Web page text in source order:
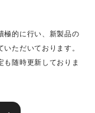
極的に行い、新製品の
ただいております。
も随時更新しておりま